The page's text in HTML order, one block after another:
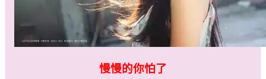
慢慢的你怕了